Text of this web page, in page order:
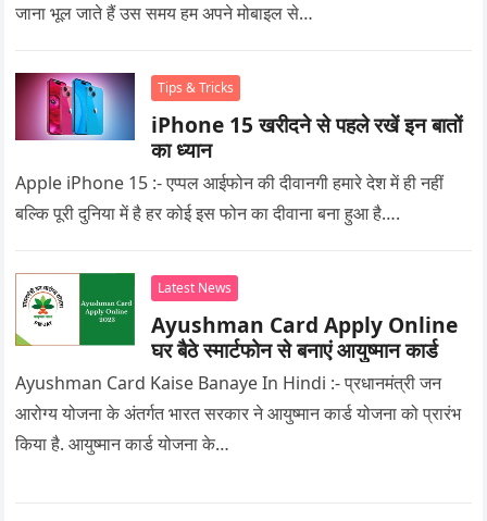
जाना भूल जाते हैं उस समय हम अपने मोबाइल से…
Tips & Tricks
iPhone 15 खरीदने से पहले रखें इन बातों
का ध्यान
Apple iPhone 15 :- एप्पल आईफोन की दीवानगी हमारे देश में ही नहीं
बल्कि पूरी दुनिया में है हर कोई इस फोन का दीवाना बना हुआ है….
Latest News
Ayushman Card Apply Online
घर बैठे स्मार्टफोन से बनाएं आयुष्मान कार्ड
Ayushman Card Kaise Banaye In Hindi :- प्रधानमंत्री जन
आरोग्य योजना के अंतर्गत भारत सरकार ने आयुष्मान कार्ड योजना को प्रारंभ
किया है. आयुष्मान कार्ड योजना के…